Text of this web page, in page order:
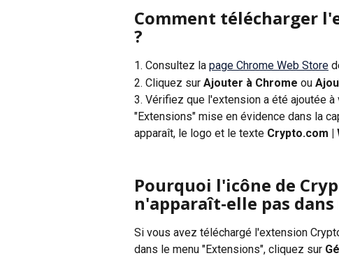
Comment télécharger
?
1. Consultez la page Chrome Web Store
2. Cliquez sur Ajouter à Chrome ou
3. Vérifiez que l'extension a été ajoutée
"Extensions" mise en évidence dans la
apparaît, le logo et le texte Crypto.com |
Pourquoi l'icône de
n'apparaît-elle pas
Si vous avez téléchargé l'extension
dans le menu "Extensions", cliquez sur